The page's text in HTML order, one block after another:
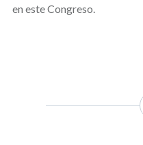
en este Congreso.